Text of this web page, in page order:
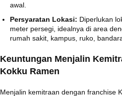
awal.
Persyaratan Lokasi: Diperlukan
meter persegi, idealnya di area
rumah sakit, kampus, ruko,
Keuntungan Menjalin
Kokku Ramen
Menjalin kemitraan dengan franchise